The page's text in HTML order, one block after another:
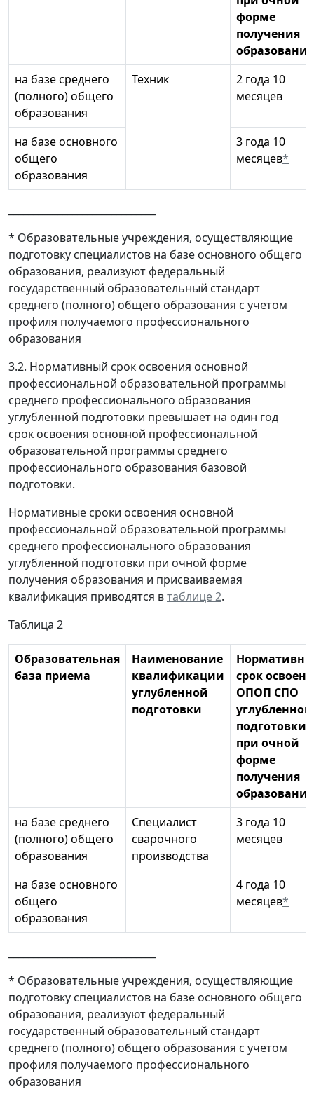
форме
получения
образования
на базе среднего
(полного) общего
образования
Техник
2 года 10
месяцев
на базе основного
общего
образования
3 года 10
месяцев*
* Образовательные учреждения, осуществляющие
подготовку специалистов на базе основного общего
образования, реализуют федеральный
государственный образовательный стандарт
среднего (полного) общего образования с учетом
профиля получаемого профессионального
образования
3.2. Нормативный срок освоения основной
профессиональной образовательной программы
среднего профессионального образования
углубленной подготовки превышает на один год
срок освоения основной профессиональной
образовательной программы среднего
профессионального образования базовой
подготовки.
Нормативные сроки освоения основной
профессиональной образовательной программы
среднего профессионального образования
углубленной подготовки при очной форме
получения образования и присваиваемая
квалификация приводятся втаблице 2.
Таблица 2
Образовательная
база приема
Наименование
квалификации
углубленной
подготовки
срок
ОПОП СПО
углубленной
подготовки
при очной
форме
получения
образования
на базе среднего
(полного) общего
образования
Специалист
сварочного
производства
3 года 10
месяцев
на базе основного
общего
образования
4 года 10
месяцев*
* Образовательные учреждения, осуществляющие
подготовку специалистов на базе основного общего
образования, реализуют федеральный
государственный образовательный стандарт
среднего (полного) общего образования с учетом
профиля получаемого профессионального
образования